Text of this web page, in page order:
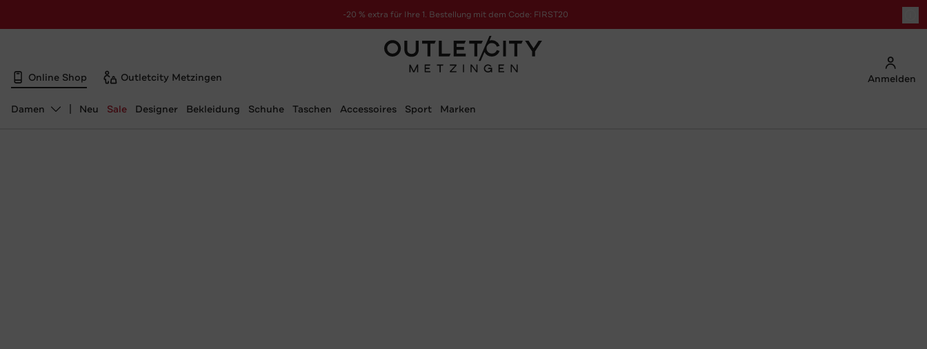
-20 % extra für Ihre 1. Bestellung mit dem Code: FIRST20
Online Shop Outletcity Metzingen Anmelden
Abteilung ändern, ausgewählt:
Damen Neu Sale Designer Bekleidung Schuhe Taschen Accessoires Sport Marken